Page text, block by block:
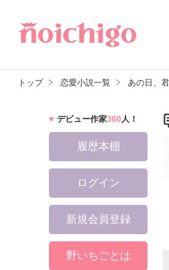
トップ 恋愛小説一覧 あの日、
デビュー作家360人！
履歴本棚
ログイン
新規会員登録
野いちごとは